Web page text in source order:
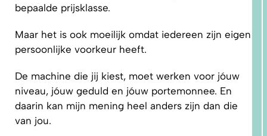
bepaalde prijsklasse.
Maar het is ook moeilijk omdat iedereen zijn eigen
persoonlijke voorkeur heeft.
De machine die jij kiest, moet werken voor jóuw
niveau, jóuw geduld en jóuw portemonnee. En
daarin kan mijn mening heel anders zijn dan die
van jou.